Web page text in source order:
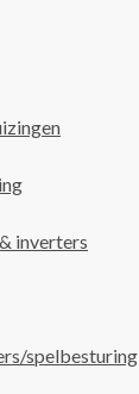
inverters
spelbesturing